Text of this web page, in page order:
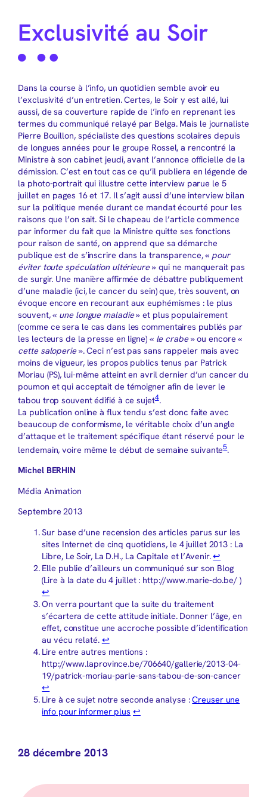
Exclusivité au Soir
Dans la course à l’info, un quotidien semble avoir eu
l’exclusivité d’un entretien. Certes, le Soir y est allé, lui
aussi, de sa couverture rapide de l’info en reprenant les
termes du communiqué relayé par Belga. Mais le journaliste
Pierre Bouillon, spécialiste des questions scolaires depuis
de longues années pour le groupe Rossel, a rencontré la
Ministre à son cabinet jeudi, avant l’annonce officielle de la
démission. C’est en tout cas ce qu’il publiera en légende de
la photo-portrait qui illustre cette interview parue le 5
juillet en pages 16 et 17. Il s’agit aussi d’une interview bilan
sur la politique menée durant ce mandat écourté pour les
raisons que l’on sait. Si le chapeau de l’article commence
par informer du fait que la Ministre quitte ses fonctions
pour raison de santé, on apprend que sa démarche
publique est de s’inscrire dans la transparence, « pour
éviter toute spéculation ultérieure» qui ne manquerait pas
de surgir. Une manière affirmée de débattre publiquement
d’une maladie (ici, le cancer du sein) que, très souvent, on
évoque encore en recourant aux euphémismes : le plus
souvent, « une longue maladie» et plus populairement
(comme ce sera le cas dans les commentaires publiés par
les lecteurs de la presse en ligne) « le crabe» ou encore «
cette saloperie». Ceci n’est pas sans rappeler mais avec
moins de vigueur, les propos publics tenus par Patrick
Moriau (PS), lui-même atteint en avril dernier d’un cancer du
poumon et qui acceptait de témoigner afin de lever le
tabou trop souvent édifié à ce sujet4.
La publication online à flux tendu s’est donc faite avec
beaucoup de conformisme, le véritable choix d’un angle
d’attaque et le traitement spécifique étant réservé pour le
lendemain, voire même le début de semaine suivante5.
Michel BERHIN
Média Animation
Septembre 2013
Sur base d’une recension des articles parus sur les
sites Internet de cinq quotidiens, le 4 juillet 2013 : La
Libre, Le Soir, La D.H., La Capitale et l’Avenir.↩︎
Elle publie d’ailleurs un communiqué sur son Blog
(Lire à la date du 4 juillet : http://www.marie-do.be/ )
↩︎
On verra pourtant que la suite du traitement
s’écartera de cette attitude initiale. Donner l’âge, en
effet, constitue une accroche possible d’identification
au vécu relaté. ↩︎
Lire entre autres mentions :
http://www.laprovince.be/706640/gallerie/2013-04-
19/patrick-moriau-parle-sans-tabou-de-son-cancer
↩︎
Lire à ce sujet notre seconde analyse :Creuser une
info pour informer plus ↩︎
28 décembre 2013